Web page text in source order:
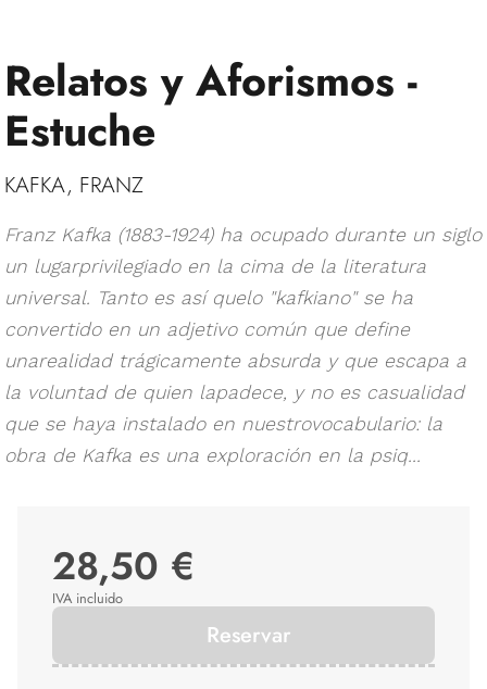
Relatos y Aforismos -
Estuche
KAFKA, FRANZ
Franz Kafka (1883-1924) ha ocupado durante un siglo
un lugarprivilegiado en la cima de la literatura
universal. Tanto es así quelo "kafkiano" se ha
convertido en un adjetivo común que define
unarealidad trágicamente absurda y que escapa a
la voluntad de quien lapadece, y no es casualidad
que se haya instalado en nuestrovocabulario: la
obra de Kafka es una exploración en la psiq...
28,50 €
IVA incluido
Reservar